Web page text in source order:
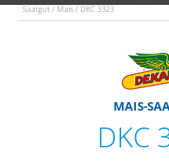
Saatgut / Mais / DKC 3323
MAIS-
DKC